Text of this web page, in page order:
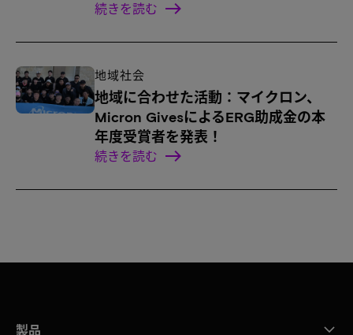
続きを読む
地域社会
地域に合わせた活動：マイクロン、
Micron GivesによるERG助成金の本
年度受賞者を発表！
続きを読む
製品